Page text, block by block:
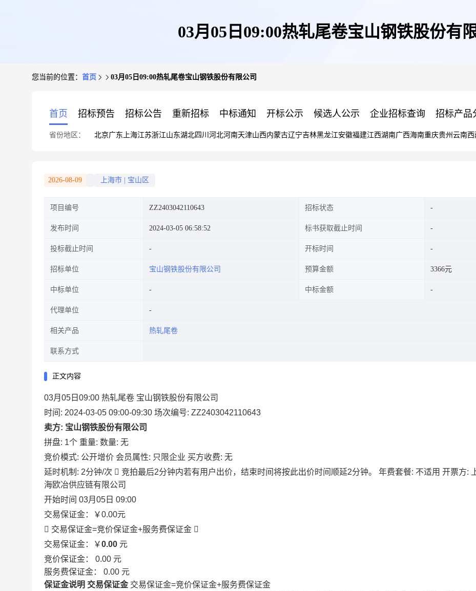
03月05日09:00热轧尾卷宝山钢铁股份有
您当前的位置： 首页 03月05日09:00热轧尾卷宝山钢铁股份有限公司
首页 招标预告 招标公告 重新招标 中标通知 开标公示 候选人公示 企业招标查询 招标产品
省份地区： 北京广东 上海江苏浙江山东湖北四川 河北河南天津山西内蒙古辽宁吉林黑龙江安徽福建江西湖南广西海南重庆贵州 云南西
2026-08-09 上海市 宝山区
项目编号 ZZ2403042110643 招标状态
发布时间 2024-03-05 06:58:52 标书获取截止时间
投标截止时间 开标时间
招标单位 宝山钢铁股份有限公司 预算金额 3366元
中标单位 中标金额
代理单位
相关产品 热轧尾卷
联系方式
正文内容
03月05日09:00 热轧尾卷 宝山钢铁股份有限公司
时间: 2024-03-05 09:00-09:30 场次编号: ZZ2403042110643
卖方: 宝山钢铁股份有限公司
拼盘: 1个 重量: 数量: 无
竞价模式: 公开增价 会员属性: 只限企业 买方收费: 无
延时机制: 2分钟/次  竞拍最后2分钟内若有用户出价，结束时间将按此出价时间顺延2分钟。 年费套餐: 不适用 开票方:
海欧冶供应链有限公司
开始时间 03月05日 09:00
交易保证金：
￥0.00元
 交易保证金=竞价保证金+服务费保证金 
交易保证金：￥0.00 元
竞价保证金： 0.00 元
服务费保证金： 0.00 元
保证金说明 交易保证金 交易保证金=竞价保证金+服务费保证金